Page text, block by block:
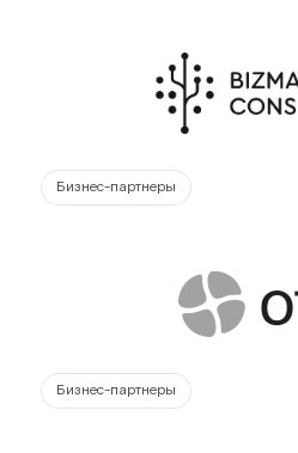
Бизнес-партнеры
Бизнес-партнеры